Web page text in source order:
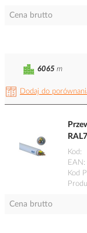
Cena brutto
Dodaj do
6065 m
Kod
EAN
Kod
Cena brutto